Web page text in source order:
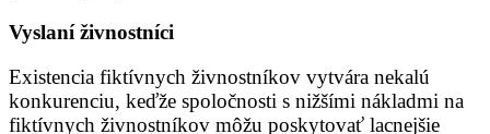
Vyslaní živnostníci
Existencia fiktívnych živnostníkov vytvára nekalú
konkurenciu, keďže spoločnosti s nižšími nákladmi na
fiktívnych živnostníkov môžu poskytovať lacnejšie